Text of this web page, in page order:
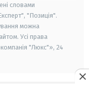
словами
"Позиція".
можна
Усі права
"Люкс"», 24